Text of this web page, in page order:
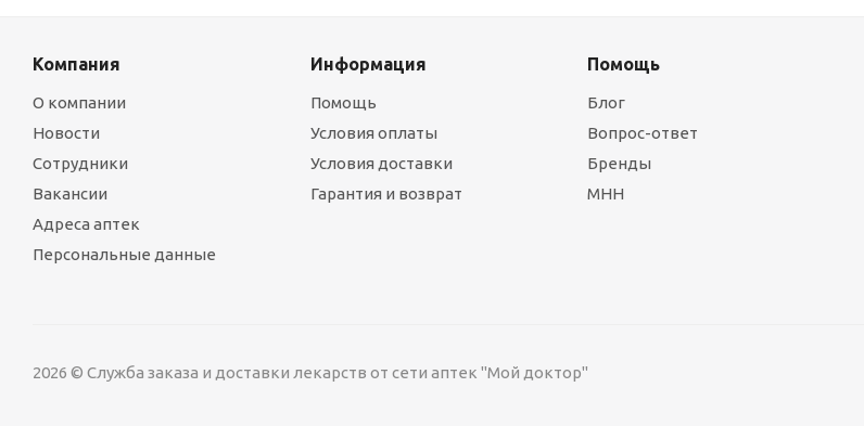
Компания
О компании
Новости
Сотрудники
Вакансии
Адреса аптек
Персональные данные
Информация
Помощь
Условия оплаты
Условия доставки
Гарантия и возврат
Помощь
Блог
Вопрос-ответ
Бренды
МНН
2026 © Служба заказа и доставки лекарств от сети аптек "Мой доктор"